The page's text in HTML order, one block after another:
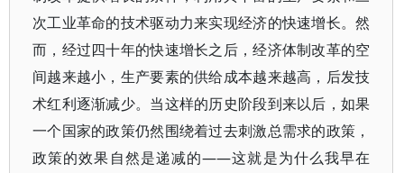
次工业革命的技术驱动力来实现经济的快速增长。然
而，经过四十年的快速增长之后，经济体制改革的空
间越来越小，生产要素的供给成本越来越高，后发技
术红利逐渐减少。当这样的历史阶段到来以后，如果
一个国家的政策仍然围绕着过去刺激总需求的政策，
政策的效果自然是递减的——这就是为什么我早在